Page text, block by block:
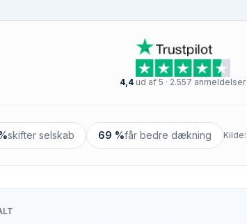
4,4 ud af 5 · 2.557 anmeldelser
skifter selskab 69 %får bedre dækning Kilde: